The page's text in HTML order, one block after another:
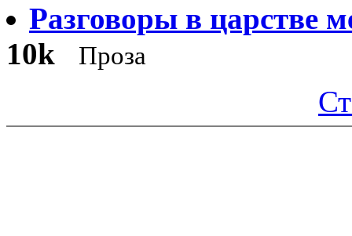
Разговоры в царстве
10k
Проза